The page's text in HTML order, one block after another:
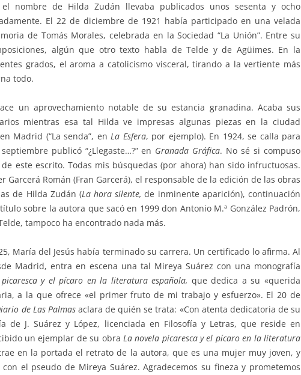
nombre de Hilda Zudán llevaba publicados unos sesenta y ocho
El 22 de diciembre de 1921 había participado en una velada
de Tomás Morales, celebrada en la Sociedad “La Unión”. Entre su
algún que otro texto habla de Telde y de Agüimes. En la
grados, el aroma a catolicismo visceral, tirando a la vertiente más
todo.
un aprovechamiento notable de su estancia granadina. Acaba sus
mientras esa tal Hilda ve impresas algunas piezas en la ciudad
Madrid (“La senda”, enLa Esfera, por ejemplo). En 1924, se calla para
publicó “¿Llegaste…?” en Granada Gráfica. No sé si compuso
este escrito. Todas mis búsquedas (por ahora) han sido infructuosas.
Garcerá Román (Fran Garcerá), el responsable de la edición de las obras
de Hilda Zudán (La hora silente,de inminente aparición), continuación
sobre la autora que sacó en 1999 don Antonio M.ª González Padrón,
tampoco ha encontrado nada más.
María del Jesús había terminado su carrera. Un certificado lo afirma. Al
Madrid, entra en escena una tal Mireya Suárez con una monografía
y el pícaro en la literatura española, que dedica a su «querida
a la que ofrece «el primer fruto de mi trabajo y esfuerzo». El 20 de
de Las Palmasaclara de quién se trata: «Con atenta dedicatoria de su
de J. Suárez y López, licenciada en Filosofía y Letras, que reside en
un ejemplar de su obra La novela picaresca y el pícaro en la literatura
en la portada el retrato de la autora, que es una mujer muy joven, y
el pseudo de Mireya Suárez. Agradecemos su fineza y prometemos